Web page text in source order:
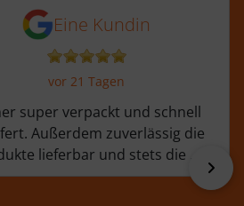
vor 11 Tagen
5 Sternen von
Eine Kundin
vor 21 Tagen
super verpackt und schnell
Außerdem zuverlässig die
lieferbar und stets die ...
vor